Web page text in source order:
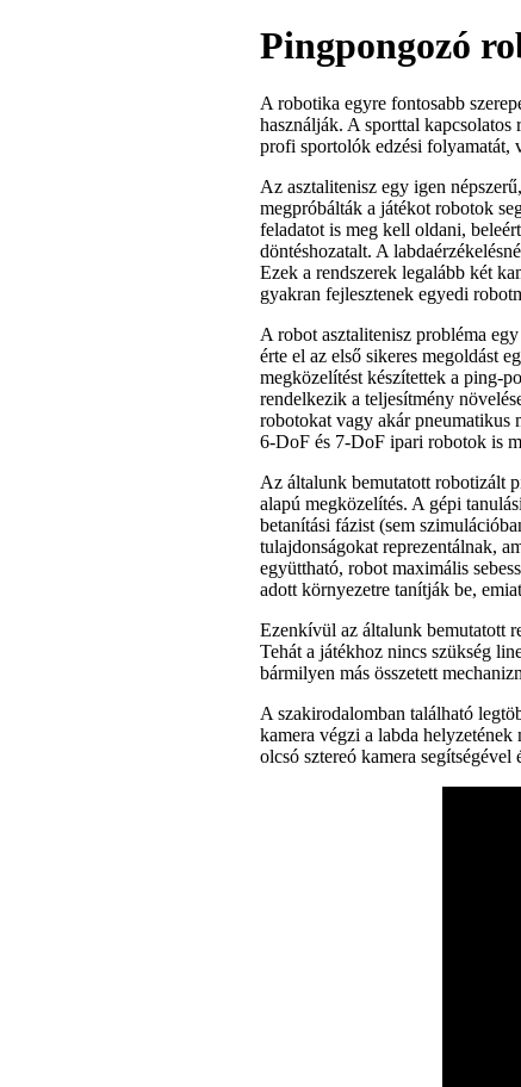
Pingpongozó
A robotika egyre fontosabb
használják. A sporttal
profi sportolók edzési folyamatát,
Az asztalitenisz egy igen
megpróbálták a játékot robotok
feladatot is meg kell oldani,
döntéshozatalt. A
Ezek a rendszerek legalább két
gyakran fejlesztenek egyedi
A robot asztalitenisz probléma
érte el az első sikeres megoldást
megközelítést készítettek a ping-
rendelkezik a teljesítmény
robotokat vagy akár pneumatikus
6-DoF és 7-DoF ipari robotok is
Az általunk bemutatott robotizált
alapú megközelítés. A gépi
betanítási fázist (sem
tulajdonságokat reprezentálnak,
együttható, robot maximális
adott környezetre tanítják be,
Ezenkívül az általunk bemutatott
Tehát a játékhoz nincs szükség
bármilyen más összetett
A szakirodalomban található
kamera végzi a labda
olcsó sztereó kamera